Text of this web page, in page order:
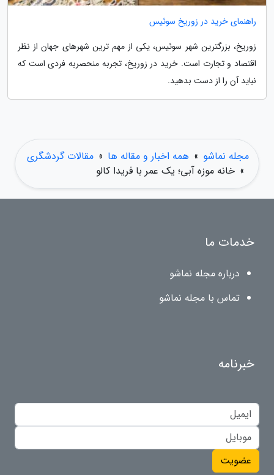
راهنمای خرید در زوریخ سوئیس
زوریخ، بزرگترین شهر سوئیس، یکی از مهم ترین شهرهای جهان از نظر
اقتصاد و تجارت است. خرید در زوریخ، تجربه منحصربه فردی است که
نباید آن را از دست بدهید.
مجله نماشو » همه اخبار و مقاله ها » مقالات گردشگری
» خانه موزه آبی؛ یک عمر با فریدا کالو
خدمات ما
درباره مجله نماشو
تماس با مجله نماشو
خبرنامه
عضویت